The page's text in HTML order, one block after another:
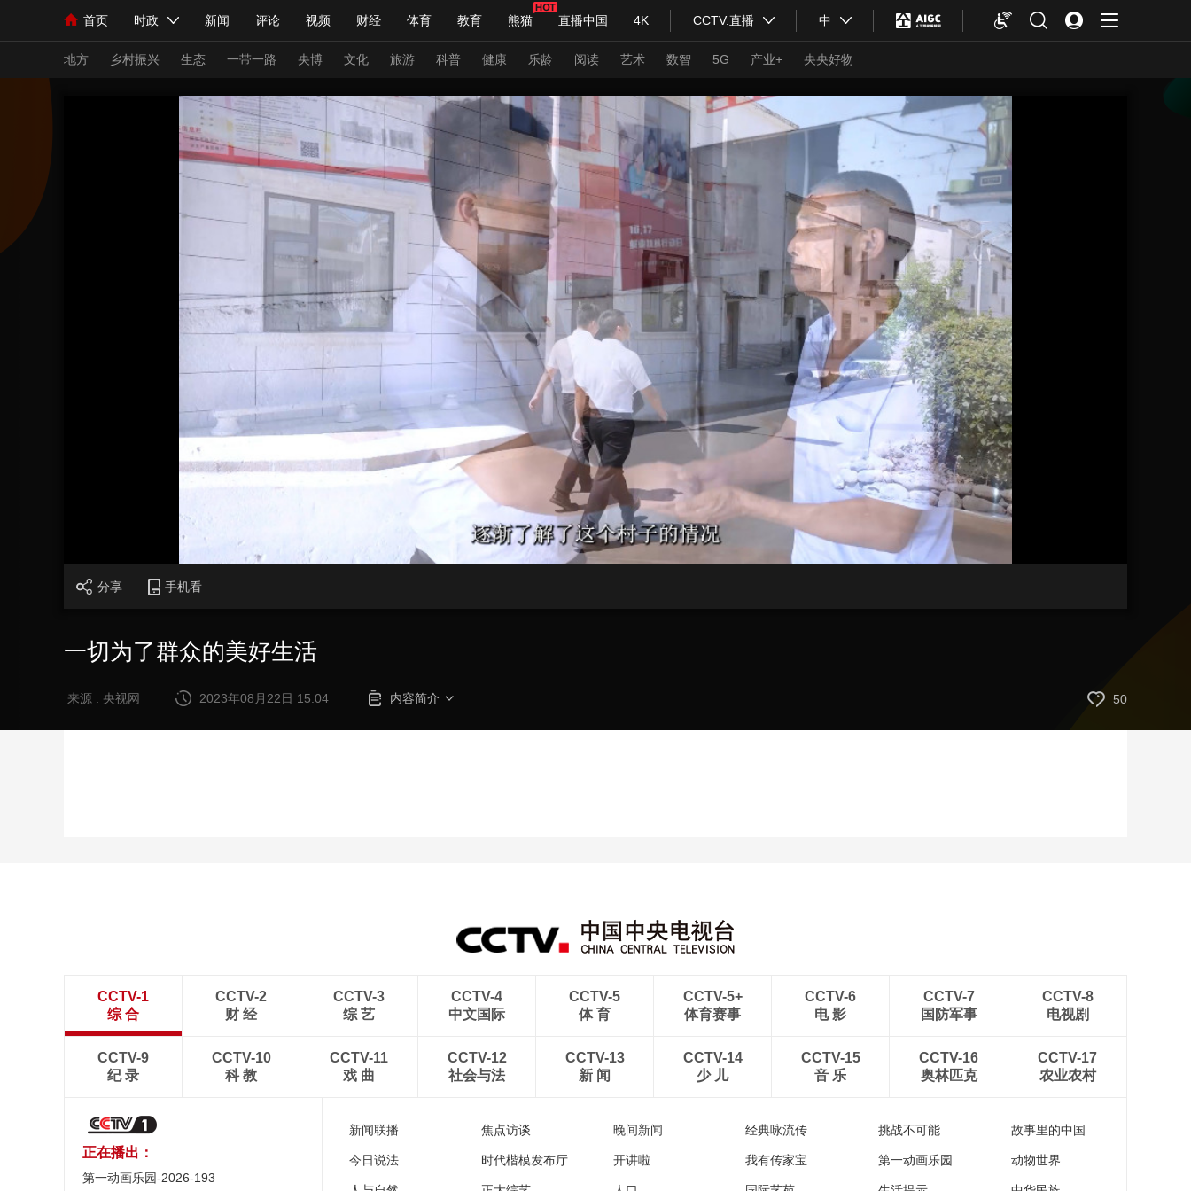
首页 时政 新闻 评论 视频 财经 体育 教育 熊猫 直播中国 4K CCTV.直播 中
人民领袖习近平 联播+ 中国领导人 央视快评 习式妙语 热解读 天天学习
直播 栏目大全 节目单 听音 微视频 主持人 下载央视影音
海外频道 iPanda English Монгол
地方 乡村振兴 生态 一带一路 央博 文化 旅游 科普 健康 乐龄 阅读 艺术 数智 5G 产业+ 央央好物
网络春晚 共产党员网 秧纪录 纪录片网 大型活动
评论 经济 军事 法治 文娱 人物 公益 图片
热解读 天天学习 习式妙语 央视快评 央视网评 光华锐评
熊猫频道 VR/AR 4K专区 全景新闻
比划 快看 蓝海中国 新兵请入列 人生第一次 人生第二次
2026年世界杯 2026年冬奥会 国足 国际足球 网球 综合体育 亚冬会
文化体育 冰雪道路 足球道路
乡村振兴 一带一路 非遗 文化 旅游 科普 健康 乐龄 阅读 艺术 汽车 数智 5G 产业+
大国展会 云顶对话 云起 超级工厂 智敬中国 全民健康 颜选攻略 天气 才艺 网展 央央好物
CCTV.节目官网
分享 手机看
一切为了群众的美好生活
来源 : 央视网 2023年08月22日 15:04 内容简介 50
CCTV-1
综 合
CCTV-2
财 经
CCTV-3
综 艺
CCTV-4
中文国际
CCTV-5
体 育
CCTV-5+
体育赛事
CCTV-6
电 影
CCTV-7
国防军事
CCTV-8
电视剧
CCTV-9
纪 录
CCTV-10
科 教
CCTV-11
戏 曲
CCTV-12
社会与法
CCTV-13
新 闻
CCTV-14
少 儿
CCTV-15
音 乐
CCTV-16
奥林匹克
CCTV-17
农业农村
正在播出：
第一动画乐园-2026-193
新闻联播 焦点访谈 晚间新闻 经典咏流传 挑战不可能 故事里的中国
今日说法 时代楷模发布厅 开讲啦 我有传家宝 第一动画乐园 动物世界